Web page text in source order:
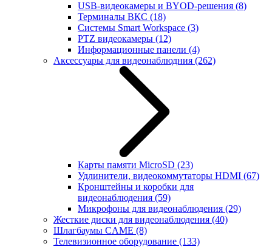
USB-видеокамеры и BYOD-решения (8)
Терминалы ВКС (18)
Системы Smart Workspace (3)
PTZ видеокамеры (12)
Информационные панели (4)
Аксессуары для видеонаблюдния (262)
Карты памяти MicroSD (23)
Удлинители, видеокоммутаторы HDMI (67)
Кронштейны и коробки для
видеонаблюдения (59)
Микрофоны для видеонаблюдения (29)
Жесткие диски для видеонаблюдения (40)
Шлагбаумы CAME (8)
Телевизионное оборудование (133)